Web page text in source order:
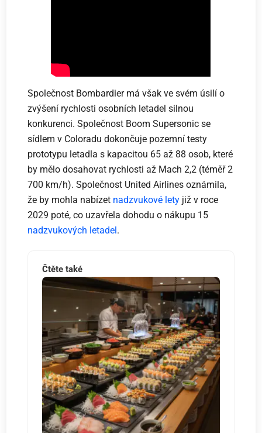
Společnost Bombardier má však ve svém úsilí o
zvýšení rychlosti osobních letadel silnou
konkurenci. Společnost Boom Supersonic se
sídlem v Coloradu dokončuje pozemní testy
prototypu letadla s kapacitou 65 až 88 osob, které
by mělo dosahovat rychlosti až Mach 2,2 (téměř 2
700 km/h). Společnost United Airlines oznámila,
že by mohla nabízet nadzvukové lety již v roce
2029 poté, co uzavřela dohodu o nákupu 15
nadzvukových letadel .
Čtěte také